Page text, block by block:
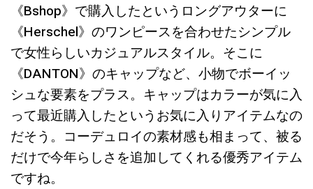
《Bshop》で購入したというロングアウターに
《Herschel》のワンピースを合わせたシンプル
で女性らしいカジュアルスタイル。そこに
《DANTON》のキャップなど、小物でボーイッ
シュな要素をプラス。キャップはカラーが気に入
って最近購入したというお気に入りアイテムなの
だそう。コーデュロイの素材感も相まって、被る
だけで今年らしさを追加してくれる優秀アイテム
ですね。